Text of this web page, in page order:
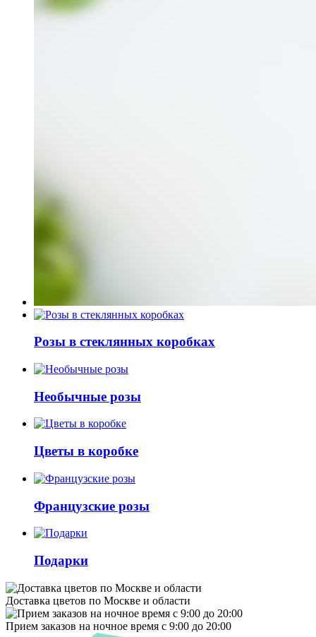
Розы в стеклянных коробках
Необычные розы
Цветы в коробке
Французские розы
Подарки
Доставка цветов по Москве и области
Прием заказов на ночное время с 9:00 до 20:00